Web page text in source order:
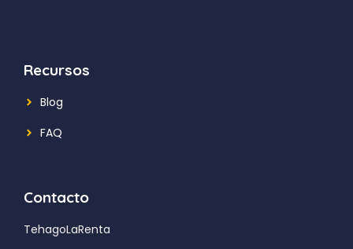
Recursos
Blog
FAQ
Contacto
TehagoLaRenta